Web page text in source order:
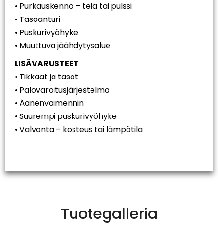
• Purkauskenno – tela tai pulssi
• Tasoanturi
• Puskurivyöhyke
• Muuttuva jäähdytysalue
LISÄVARUSTEET
• Tikkaat ja tasot
• Palovaroitusjärjestelmä
• Äänenvaimennin
• Suurempi puskurivyöhyke
• Valvonta – kosteus tai lämpötila
Tuotegalleria